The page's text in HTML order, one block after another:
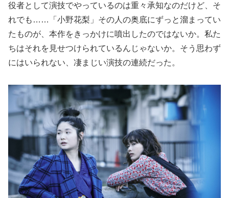
役者として演技でやっているのは重々承知なのだけど、そ
れでも……「小野花梨」その人の奥底にずっと溜まってい
たものが、本作をきっかけに噴出したのではないか。私た
ちはそれを見せつけられているんじゃないか。そう思わず
にはいられない、凄まじい演技の連続だった。